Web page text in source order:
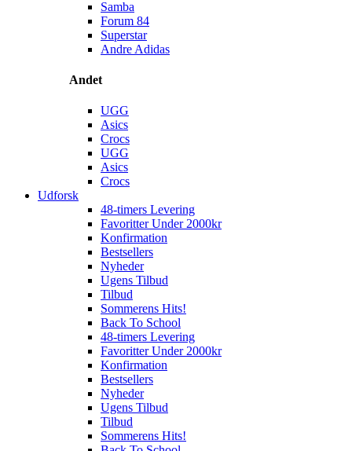
Samba
Forum 84
Superstar
Andre Adidas
Andet
UGG
Asics
Crocs
UGG
Asics
Crocs
Udforsk
48-timers Levering
Favoritter Under 2000kr
Konfirmation
Bestsellers
Nyheder
Ugens Tilbud
Tilbud
Sommerens Hits!
Back To School
48-timers Levering
Favoritter Under 2000kr
Konfirmation
Bestsellers
Nyheder
Ugens Tilbud
Tilbud
Sommerens Hits!